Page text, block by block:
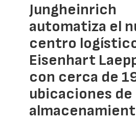
Jungheinrich
automatiza el
centro
Eisenhart
con cerca de
ubicaciones de